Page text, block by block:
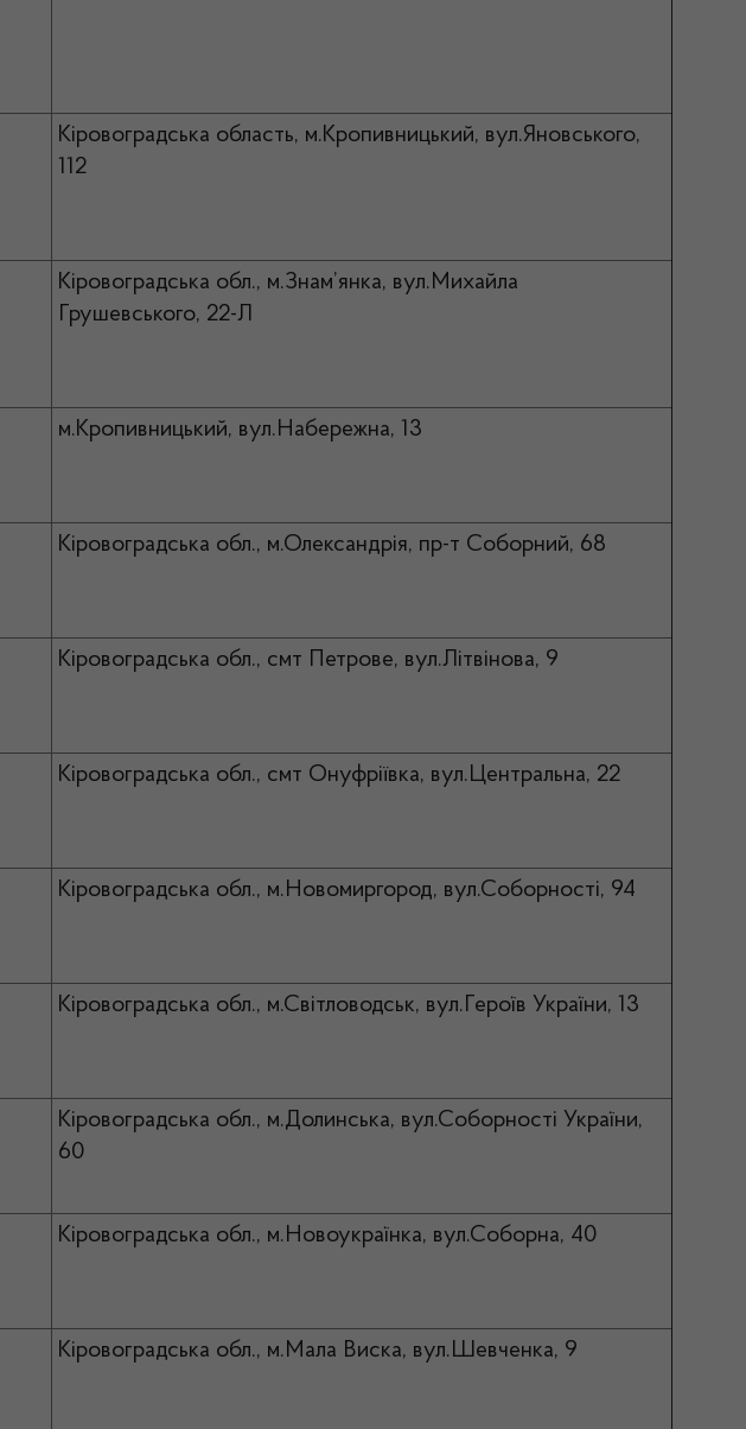
Кіровоградська область, м.Кропивницький, вул.Яновського,
112
Кіровоградська обл., м.Знам’янка, вул.Михайла
Грушевського, 22-Л
м.Кропивницький, вул.Набережна, 13
Кіровоградська обл., м.Олександрія, пр-т Соборний, 68
Кіровоградська обл., смт Петрове, вул.Літвінова, 9
Кіровоградська обл., смт Онуфріївка, вул.Центральна, 22
Кіровоградська обл., м.Новомиргород, вул.Соборності, 94
Кіровоградська обл., м.Світловодськ, вул.Героїв України, 13
Кіровоградська обл., м.Долинська, вул.Соборності України,
60
Кіровоградська обл., м.Новоукраїнка, вул.Соборна, 40
Кіровоградська обл., м.Мала Виска, вул.Шевченка, 9